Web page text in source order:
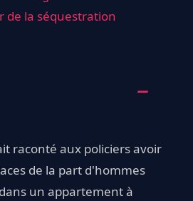
de la séquestration
raconté aux policiers avoir
de la part d'hommes
un appartement à